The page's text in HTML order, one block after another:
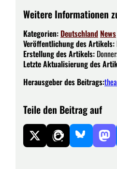
Weitere Informationen
Kategorien: Deutschland News
Veröffentlichung des Artikels:
Erstellung des Artikels:
Letzte Aktualisierung des
Herausgeber des Beitrags:
Teile den Beitrag auf